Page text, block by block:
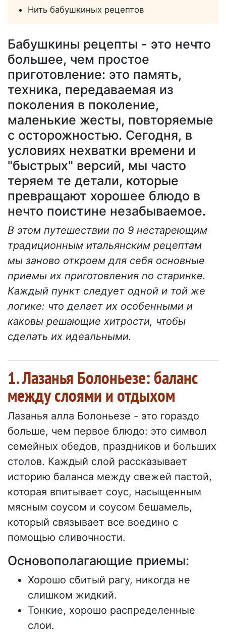
Нить бабушкиных рецептов
Бабушкины рецепты - это нечто
большее, чем простое
приготовление: это память,
техника, передаваемая из
поколения в поколение,
маленькие жесты, повторяемые
с осторожностью. Сегодня, в
условиях нехватки времени и
"быстрых" версий, мы часто
теряем те детали, которые
превращают хорошее блюдо в
нечто поистине незабываемое.
В этом путешествии по 9 нестареющим
традиционным итальянским рецептам
мы заново откроем для себя основные
приемы их приготовления по старинке.
Каждый пункт следует одной и той же
логике: что делает их особенными и
каковы решающие хитрости, чтобы
сделать их идеальными.
1. Лазанья Болоньезе: баланс
между слоями и отдыхом
Лазанья алла Болоньезе - это гораздо
больше, чем первое блюдо: это символ
семейных обедов, праздников и больших
столов. Каждый слой рассказывает
историю баланса между свежей пастой,
которая впитывает соус, насыщенным
мясным соусом и соусом бешамель,
который связывает все воедино с
помощью сливочности.
Основополагающие приемы:
Хорошо сбитый рагу, никогда не
слишком жидкий.
Тонкие, хорошо распределенные
слои.